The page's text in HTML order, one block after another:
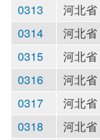
0313
河北省
0314
河北省
0315
河北省
0316
河北省
0317
河北省
0318
河北省